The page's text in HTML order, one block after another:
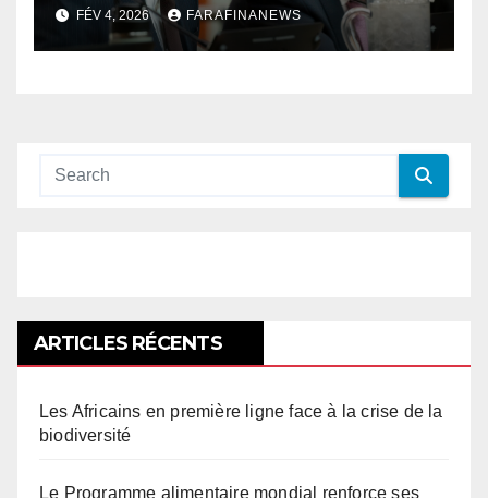
FÉV 4, 2026 FARAFINANEWS
ARTICLES RÉCENTS
Les Africains en première ligne face à la crise de la
biodiversité
Le Programme alimentaire mondial renforce ses